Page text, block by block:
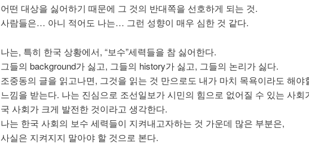
어떤 대상을 싫어하기 때문에 그 것의 반대쪽을 선호하게 되는 것.
사람들은… 아니 적어도 나는… 그런 성향이 매우 심한 것 같다.
나는, 특히 한국 상황에서, “보수”세력들을 참 싫어한다.
그들의 background가 싫고, 그들의 history가 싫고, 그들의 논리가 싫다.
조중동의 글을 읽고나면, 그것을 읽는 것 만으로도 내가 마치 목욕이라도 해야
느낌을 받는다. 나는 진심으로 조선일보가 시민의 힘으로 없어질 수 있는 사회
국 사회가 크게 발전한 것이라고 생각한다.
나는 한국 사회의 보수 세력들이 지켜내고자하는 것 가운데 많은 부분은,
사실은 지켜지지 말아야 할 것으로 본다.